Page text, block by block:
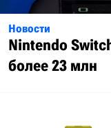
Новости
Nintendo
более 23 млн